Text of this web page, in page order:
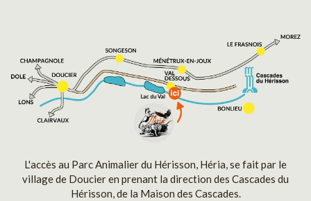
L'accès au Parc Animalier du Hérisson, Héria, se fait par le
village de Doucier en prenant la direction des Cascades du
Hérisson, de la Maison des Cascades.